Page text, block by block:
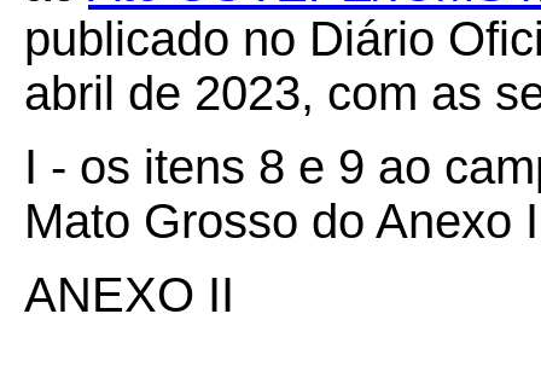
publicado no Diário
abril de 2023, com as
I - os itens 8 e 9 ao
Mato Grosso do Anexo
ANEXO II